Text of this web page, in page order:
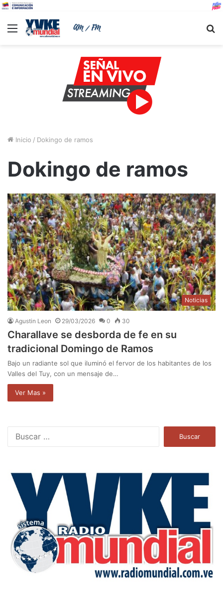
Menu
Inicio / Dokingo de ramos
Dokingo de ramos
Noticias
Agustin Leon 29/03/2026 0 30
Charallave se desborda de fe en su
tradicional Domingo de Ramos
Bajo un radiante sol que iluminó el fervor de los habitantes de los
Valles del Tuy, con un mensaje de…
Ver Mas »
a